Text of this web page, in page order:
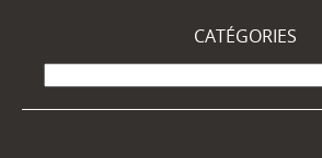
CATÉGORIES
Catégories